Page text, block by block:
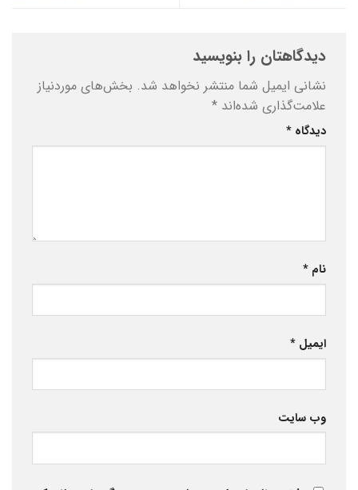
دیدگاهتان را بنویسید
نشانی ایمیل شما منتشر نخواهد شد. بخش‌های موردنیاز
علامت‌گذاری شده‌اند *
دیدگاه *
نام *
ایمیل *
وب‌ سایت